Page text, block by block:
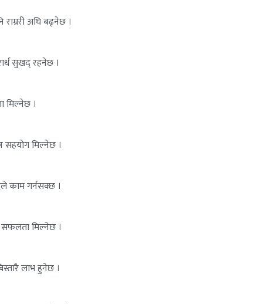
अघि बढ्नेछ ।
सुखद् रहनेछ ।
मिल्नेछ ।
सहयोग मिल्नेछ ।
काम गर्नसक्छ ।
सफलता मिल्नेछ ।
लाभ हुनेछ ।